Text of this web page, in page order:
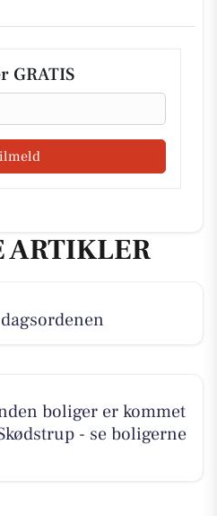
GRATIS
ARTIKLER
boliger er kommet
- se boligerne